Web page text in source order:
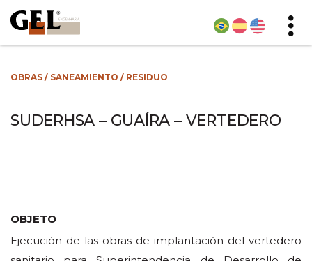
OBRAS / SANEAMIENTO / RESIDUO
SUDERHSA – GUAÍRA – VERTEDERO
OBJETO
Ejecución de las obras de implantación del vertedero